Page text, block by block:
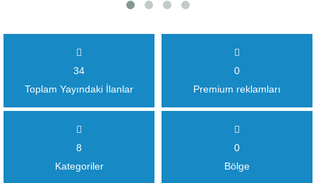
34
Toplam Yayındaki İlanlar
0
Premium reklamları
8
Kategoriler
0
Bölge